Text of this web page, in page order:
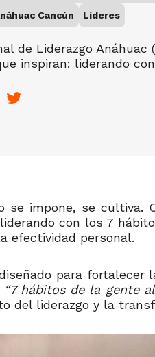
Cancún Líderes
de Liderazgo Anáhuac
inspiran: liderando
se impone, se cultiva.
con los 7
efectividad personal.
para fortalecer
“7 hábitos de la gente
del liderazgo y la